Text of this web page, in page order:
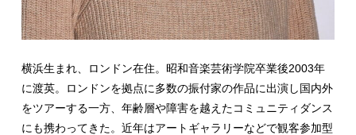
横浜生まれ、ロンドン在住。昭和音楽芸術学院卒業後2003年
に渡英。ロンドンを拠点に多数の振付家の作品に出演し国内外
をツアーする一方、年齢層や障害を越えたコミュニティダンス
にも携わってきた。近年はアートギャラリーなどで観客参加型